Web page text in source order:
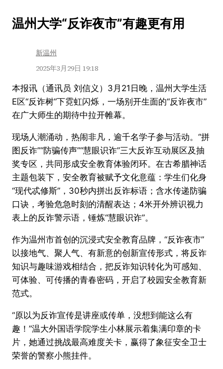
温州大学“反诈夜市”有趣更有用
新温州
2025年3月29日 19:18
本报讯（通讯员 刘信义）3月21日晚，温州大学生活
E区“反诈树”下霓虹闪烁，一场别开生面的“反诈夜市”
在广大师生的期待中拉开帷幕。
现场人潮涌动，热闹非凡，逾千名学子参与活动。“拼
图反诈”“防骗传声”“慧眼识诈”三大反诈互动展区及抽
奖专区，共同形成安全教育体验闭环。在古希腊神话
主题包装下，安全教育被赋予文化意蕴：学生们化身
“现代忒修斯”，30秒内拼出反诈标语；含水传递防骗
口诀，考验危急时刻的清醒表达；4米开外辨识视力
表上的反诈警示语，锤炼“慧眼识诈”。
作为温州市首创的沉浸式安全教育品牌，“反诈夜市”
以接地气、聚人气、有新意的创新宣传形式，将反诈
知识与趣味游戏相结合，把反诈知识转化为可感知、
可体验、可传播的青春密码，开启了校园安全教育新
范式。
“原以为反诈宣传是讲座或传单，没想到能这么有
趣！”温大外国语学院学生小林展示着集满印章的卡
片，她通过挑战最高难度关卡，赢得了象征安全卫士
荣誉的警察小熊挂件。